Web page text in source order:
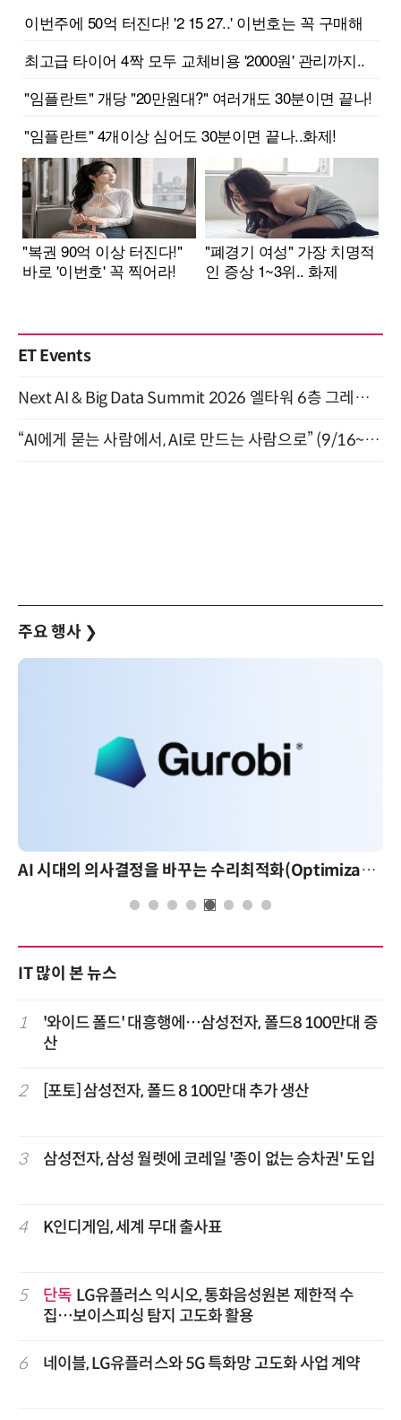
ET Events
Next AI & Big Data Summit 2026 엘타워 6층 그레이스홀 개최 (9/18)
“AI에게 묻는 사람에서, AI로 만드는 사람으로” (9/16~17)
주요 행사 ❯
AI 시대의 의사결정을 바꾸는 수리최적화(Optimization): 실제 산업 적용 사례와 활용 전략 AI 핀옵스 실전 세미나
IT 많이 본 뉴스
1
'와이드 폴드' 대흥행에…삼성전자, 폴드8 100만대 증
산
2 [포토] 삼성전자, 폴드 8 100만대 추가 생산
3 삼성전자, 삼성 월렛에 코레일 '종이 없는 승차권' 도입
4 K인디게임, 세계 무대 출사표
5 단독 LG유플러스 익시오, 통화음성원본 제한적 수
집…보이스피싱 탐지 고도화 활용
6 네이블, LG유플러스와 5G 특화망 고도화 사업 계약